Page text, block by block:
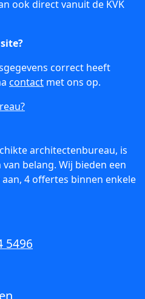
ook direct vanuit de KVK
correct heeft
contact met ons op.
architectenbureau, is
belang. Wij bieden een
4 offertes binnen enkele
5496